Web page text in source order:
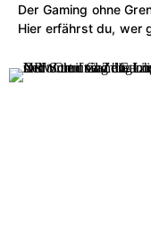
Der Gaming ohne
Hier erfährst du, wer